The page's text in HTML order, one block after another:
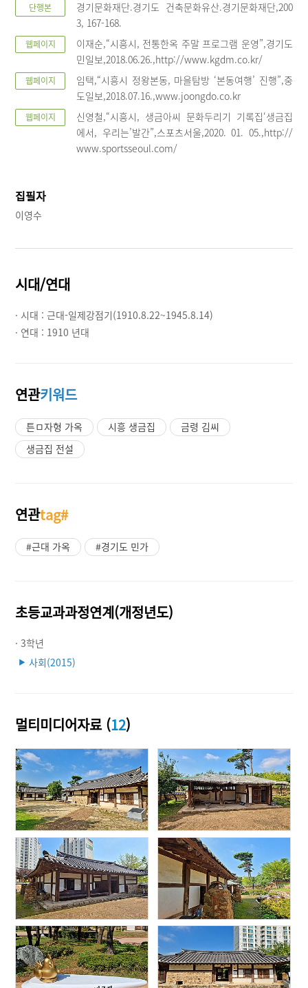
단행본
경기문화재단.경기도 건축문화유산.경기문화재단,200
3, 167-168.
웹페이지
이재순,“시흥시, 전통한옥 주말 프로그램 운영”,경기도
민일보,2018.06.26.,http://www.kgdm.co.kr/
웹페이지
임택,“시흥시 정왕본동, 마을탐방 ‘본동여행’ 진행”,중
도일보,2018.07.16.,www.joongdo.co.kr
웹페이지
신영철,“시흥시, 생금아씨 문화두리기 기록집‘생금집
에서, 우리는’발간”,스포츠서울,2020. 01. 05.,http://
www.sportsseoul.com/
집필자
이영수
시대/연대
· 시대 :근대-일제강점기(1910.8.22~1945.8.14)
· 연대 : 1910 년대
연관키워드
튼ㅁ자형 가옥 시흥 생금집
금령 김씨
생금집 전설
연관tag#
#근대 가옥 #경기도 민가
초등교과과정연계(개정년도)
· 3학년
▶ 사회(2015)
멀티미디어자료 (12)